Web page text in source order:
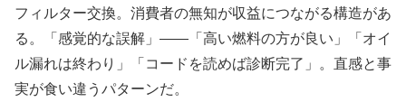
フィルター交換。消費者の無知が収益につながる構造があ
る。「感覚的な誤解」——「高い燃料の方が良い」「オイ
ル漏れは終わり」「コードを読めば診断完了」。直感と事
実が食い違うパターンだ。